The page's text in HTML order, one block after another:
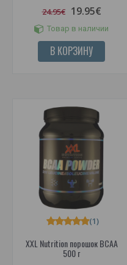
24.95€ 19.95€
Товар в наличии
В КОРЗИНУ
XXL Nutrition порошок BCAA
500 г
(1)